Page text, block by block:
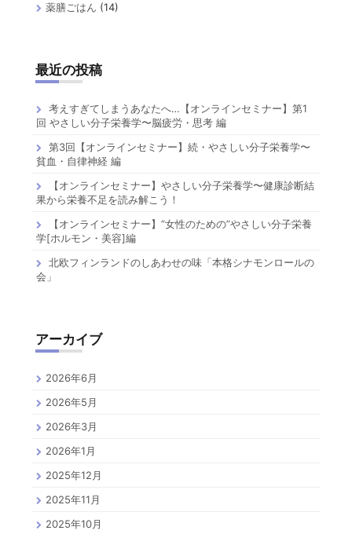
薬膳ごはん (14)
最近の投稿
考えすぎてしまうあなたへ…【オンラインセミナー】第1
回 やさしい分子栄養学〜脳疲労・思考 編
第3回【オンラインセミナー】続・やさしい分子栄養学〜
貧血・自律神経 編
【オンラインセミナー】やさしい分子栄養学〜健康診断結
果から栄養不足を読み解こう！
【オンラインセミナー】”女性のための”やさしい分子栄養
学[ホルモン・美容]編
北欧フィンランドのしあわせの味「本格シナモンロールの
会」
アーカイブ
2026年6月
2026年5月
2026年3月
2026年1月
2025年12月
2025年11月
2025年10月